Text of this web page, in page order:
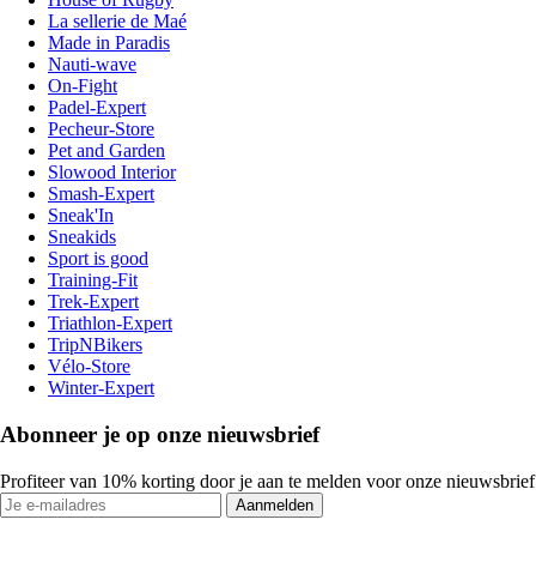
La sellerie de Maé
Made in Paradis
Nauti-wave
On-Fight
Padel-Expert
Pecheur-Store
Pet and Garden
Slowood Interior
Smash-Expert
Sneak'In
Sneakids
Sport is good
Training-Fit
Trek-Expert
Triathlon-Expert
TripNBikers
Vélo-Store
Winter-Expert
Abonneer je op onze nieuwsbrief
Profiteer van 10% korting door je aan te melden voor onze nieuwsbrief
Aanmelden